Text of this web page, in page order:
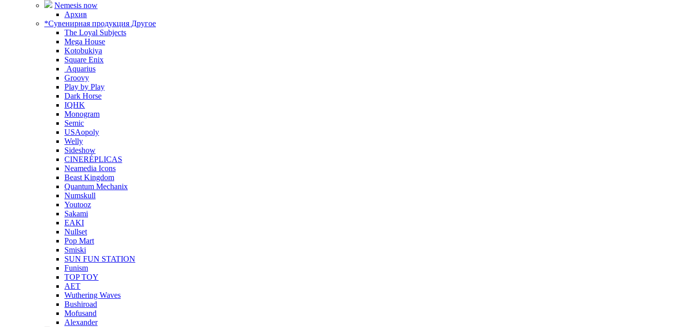
Nemesis now
Архив
*Сувенирная продукция Другое
The Loyal Subjects
Mega House
Kotobukiya
Square Enix
Aquarius
Groovy
Play by Play
Dark Horse
IQHK
Monogram
Semic
USAopoly
Welly
Sideshow
CINERÉPLICAS
Neamedia Icons
Beast Kingdom
Quantum Mechanix
Numskull
Youtooz
Sakami
EAKI
Nullset
Pop Mart
Smiski
SUN FUN STATION
Funism
TOP TOY
AET
Wuthering Waves
Bushiroad
Mofusand
Alexander